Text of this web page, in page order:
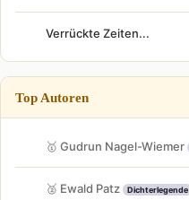
Verrückte Zeiten...
Top Autoren
🥇 Gudrun Nagel-Wiemer
🥈 Ewald Patz Dichterlegende